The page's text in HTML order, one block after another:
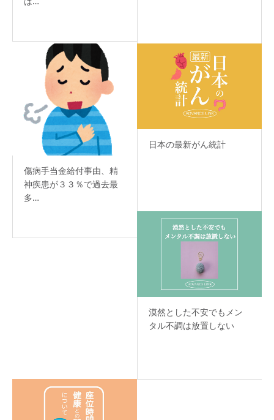
傷病手当金給付事由、精
神疾患が３３％で過去最
多…
日本の最新がん統計
漠然とした不安でもメン
タル不調は放置しない